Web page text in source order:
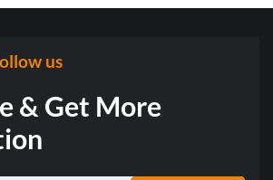
us
& Get More